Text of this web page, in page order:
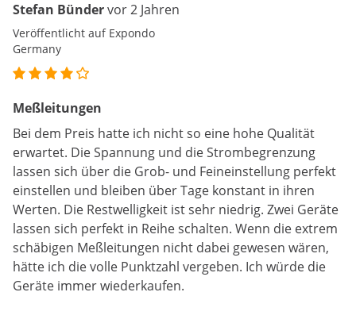
Stefan Bündervor 2 Jahren
Veröffentlicht auf Expondo
Germany
Meßleitungen
Bei dem Preis hatte ich nicht so eine hohe Qualität
erwartet. Die Spannung und die Strombegrenzung
lassen sich über die Grob- und Feineinstellung perfekt
einstellen und bleiben über Tage konstant in ihren
Werten. Die Restwelligkeit ist sehr niedrig. Zwei Geräte
lassen sich perfekt in Reihe schalten. Wenn die extrem
schäbigen Meßleitungen nicht dabei gewesen wären,
hätte ich die volle Punktzahl vergeben. Ich würde die
Geräte immer wiederkaufen.